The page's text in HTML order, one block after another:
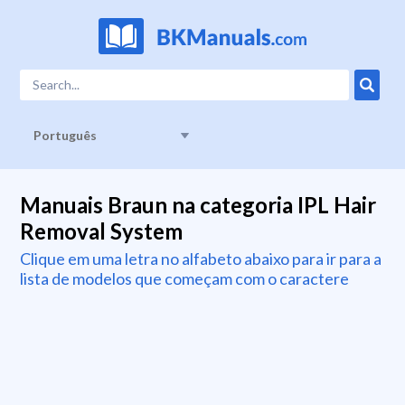
Português
Manuais Braun na categoria IPL Hair
Removal System
Clique em uma letra no alfabeto abaixo para ir para a
lista de modelos que começam com o caractere